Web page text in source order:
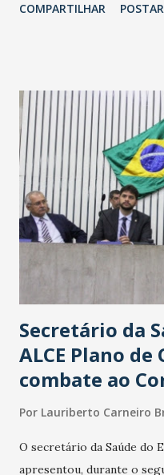
Havan Fortaleza ainda
COMPARTILHAR
Secretário da
ALCE Plano
combate ao
Por Lauriberto Carneiro
O secretário da Saúde do
apresentou, durante o